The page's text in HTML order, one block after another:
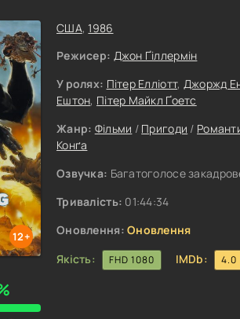
12+
США,1986
Режисер: Джон Ґіллермін
У ролях: Пітер Елліотт, Джоржд
Ештон, Пітер Майкл Ґоетс
Жанр: Фільми / Пригоди /
Конґа
Озвучка: Багатоголосе
Тривалість: 01:44:34
Оновлення: Оновлення
Якість:
FHD 1080 IMDb: 4.0